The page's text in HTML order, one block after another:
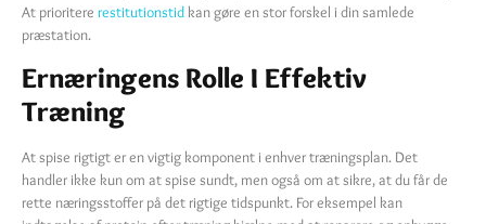
At prioritere restitutionstid kan gøre en stor forskel i din samlede
præstation.
Ernæringens Rolle I Effektiv
Træning
At spise rigtigt er en vigtig komponent i enhver træningsplan. Det
handler ikke kun om at spise sundt, men også om at sikre, at du får de
rette næringsstoffer på det rigtige tidspunkt. For eksempel kan